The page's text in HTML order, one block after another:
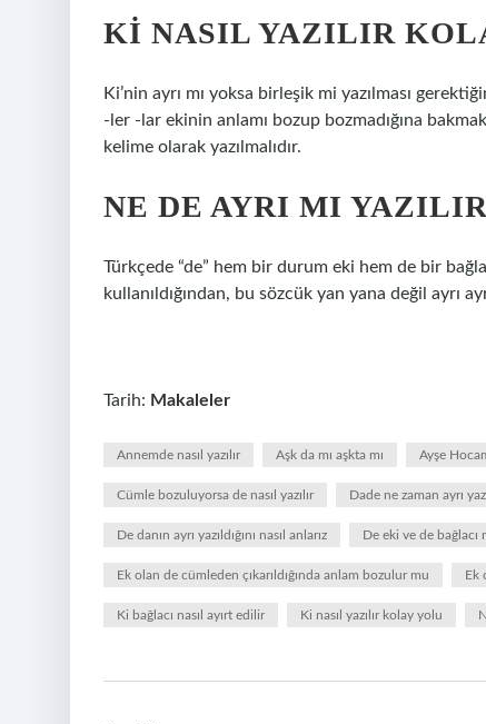
KI NASIL YAZILIR
Ki’nin ayrı mı yoksa birleşik mi yazılması
-ler -lar ekinin anlamı bozup bozmadığına
kelime olarak yazılmalıdır.
NE DE AYRI MI
Türkçede “de” hem bir durum eki hem de bir
kullanıldığından, bu sözcük yan yana değil ayrı
Tarih: Makaleler
Annemde nasıl yazılır Aşk da mı aşkta mı Ayşe
Cümle bozuluyorsa de nasıl yazılır Dade ne zaman ayrı
De danın ayrı yazıldığını nasıl anlarız De eki ve de bağlacı
Ek olan de cümleden çıkarıldığında anlam bozulur mu Ek
Ki bağlacı nasıl ayırt edilir Ki nasıl yazılır kolay yolu